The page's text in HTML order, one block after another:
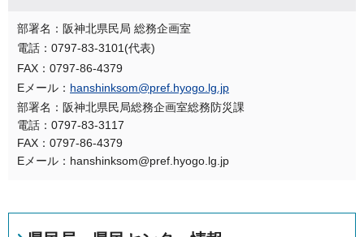
部署名：阪神北県民局 総務企画室
電話：0797-83-3101(代表)
FAX：0797-86-4379
Eメール： hanshinksom@pref.hyogo.lg.jp
部署名：阪神北県民局総務企画室総務防災課
電話：0797-83-3117
FAX：0797-86-4379
Eメール：hanshinksom@pref.hyogo.lg.jp